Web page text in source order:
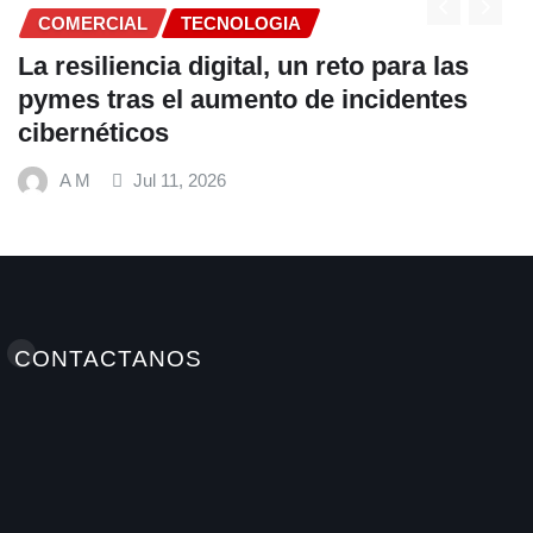
reto para las
de incidentes
COMERCIAL
Fundación Ficohsa
alimentación escolar